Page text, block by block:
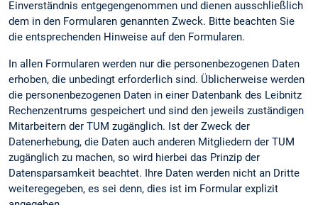
Einverständnis entgegengenommen und dienen ausschließlich
dem in den Formularen genannten Zweck. Bitte beachten Sie
die entsprechenden Hinweise auf den Formularen.
In allen Formularen werden nur die personenbezogenen Daten
erhoben, die unbedingt erforderlich sind. Üblicherweise werden
die personenbezogenen Daten in einer Datenbank des Leibnitz
Rechenzentrums gespeichert und sind den jeweils zuständigen
Mitarbeitern der TUM zugänglich. Ist der Zweck der
Datenerhebung, die Daten auch anderen Mitgliedern der TUM
zugänglich zu machen, so wird hierbei das Prinzip der
Datensparsamkeit beachtet. Ihre Daten werden nicht an Dritte
weiteregegeben, es sei denn, dies ist im Formular explizit